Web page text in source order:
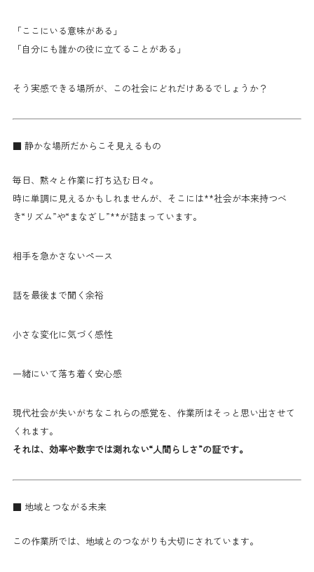
「ここにいる意味がある」
「自分にも誰かの役に立てることがある」
そう実感できる場所が、この社会にどれだけあるでしょうか？
■ 静かな場所だからこそ見えるもの
毎日、黙々と作業に打ち込む日々。
時に単調に見えるかもしれませんが、そこには**社会が本来持つべ
き“リズム”や“まなざし”**が詰まっています。
相手を急かさないペース
話を最後まで聞く余裕
小さな変化に気づく感性
一緒にいて落ち着く安心感
現代社会が失いがちなこれらの感覚を、作業所はそっと思い出させて
くれます。
それは、効率や数字では測れない“人間らしさ”の証です。
■ 地域とつながる未来
この作業所では、地域とのつながりも大切にされています。